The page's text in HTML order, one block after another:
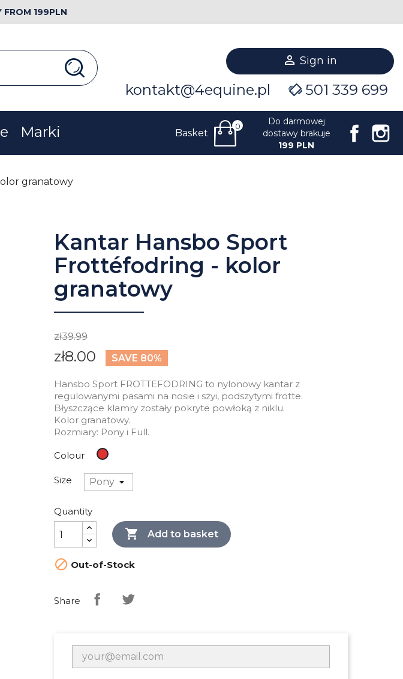
FROM 199PLN
 Sign in
kontakt@4equine.pl 501 339 699
Marki Basket
0
Do darmowej
dostawy brakuje
199 PLN
granatowy
Kantar Hansbo Sport
Frottéfodring - kolor
granatowy
zł39.99
zł8.00 SAVE 80%
Hansbo Sport FROTTEFODRING to nylonowy kantar z
regulowanymi pasami na nosie i szyi, podszytymi frotte.
Błyszczące klamry zostały pokryte powłoką z niklu.
Kolor granatowy.
Rozmiary: Pony i Full.
Colour Red
Size
Quantity
 Add to basket
 Out-of-Stock
Share